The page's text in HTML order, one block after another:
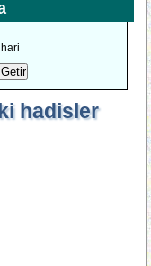
hadisler